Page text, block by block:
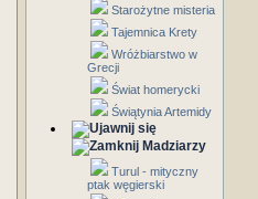
Starożytne misteria
Tajemnica Krety
Wróżbiarstwo w
Grecji
Świat homerycki
Świątynia Artemidy
Madziarzy
Turul - mityczny
ptak węgierski